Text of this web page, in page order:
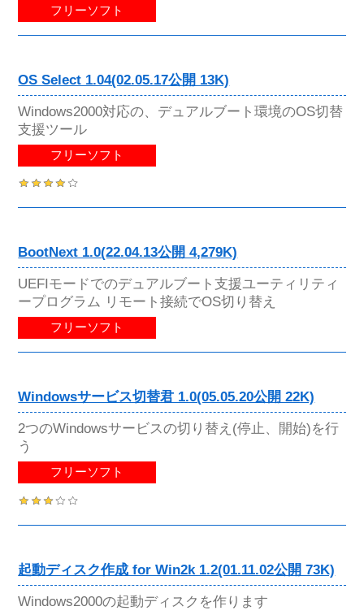
フリーソフト
OS Select 1.04(02.05.17公開 13K)
Windows2000対応の、デュアルブート環境のOS切替
支援ツール
フリーソフト
BootNext 1.0(22.04.13公開 4,279K)
UEFIモードでのデュアルブート支援ユーティリティ
ープログラム リモート接続でOS切り替え
フリーソフト
Windowsサービス切替君 1.0(05.05.20公開 22K)
2つのWindowsサービスの切り替え(停止、開始)を行
う
フリーソフト
起動ディスク作成 for Win2k 1.2(01.11.02公開 73K)
Windows2000の起動ディスクを作ります